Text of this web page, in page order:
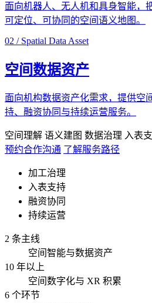
面向机器人、无人机和具身智能，
可定位、可协同的空间语义地图。
02 / Spatial Data Asset
空间数据资产
面向机构数据资产化需求，提供空
持、融资协同与持续运营服务。
空间理解 语义建图 数据治理 入表
预约合作沟通 了解服务路径
加工治理
入表支持
融资协同
持续运营
2 条主线
空间智能与数据资产
10 年以上
空间数字化与 XR 积累
6 个环节